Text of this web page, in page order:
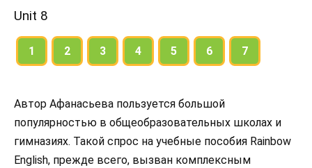
Unit 8
1 2 3 4 5 6 7
Автор Афанасьева пользуется большой
популярностью в общеобразовательных школах и
гимназиях. Такой спрос на учебные пособия Rainbow
English, прежде всего, вызван комплексным